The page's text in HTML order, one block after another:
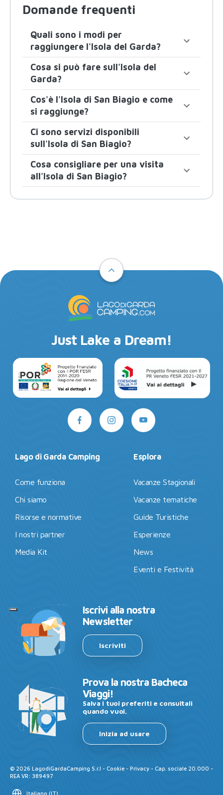
Domande frequenti
Quali sono i modi per
raggiungere l'Isola del Garda?
Cosa si può fare sull'Isola del
Garda?
Cos'è l'Isola di San Biagio e come
si raggiunge?
Ci sono servizi disponibili
sull'Isola di San Biagio?
Cosa consigliare per una visita
all'Isola di San Biagio?
Just Lake a Dream!
Lago di Garda Camping
Come funziona
Chi siamo
Risorse e normative
I nostri partner
Media Kit
Esplora
Vacanze Stagionali
Vacanze tematiche
Guide Turistiche
Esperienze
News
Eventi e Festività
Iscrivi alla nostra
Newsletter
Iscriviti
Prova la nostra Bacheca
Viaggi!
Salva i tuoi preferiti e consultali
quando vuoi.
Inizia ad usare
© 2026 LagodiGardaCamping S.r.l - Cookie - Privacy - Cap. sociale 20.000 -
REA VR: 389497
Italiano (IT)